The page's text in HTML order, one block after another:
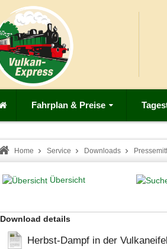
Fahrplan & Preise
Home Service Downloads
Übersicht
Download details
Herbst-Dampf in der